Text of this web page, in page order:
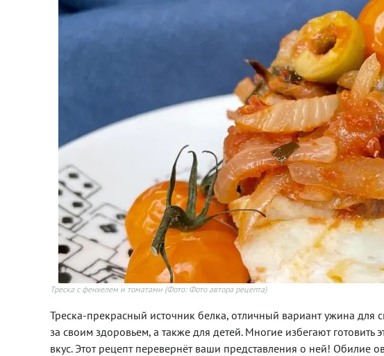
Треска с фенхелем и томатами (Фото: Фото автора рецепта)
Треска-прекрасный источник белка, отличный вариант ужина
за своим здоровьем, а также для детей. Многие избегают
вкус. Этот рецепт перевернёт ваши представления о ней! Обилие